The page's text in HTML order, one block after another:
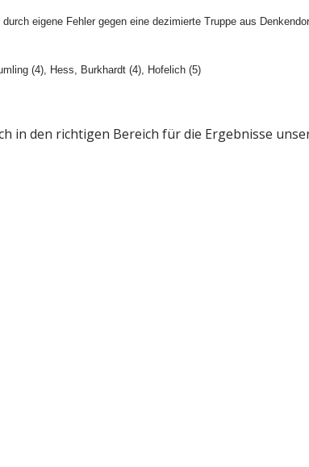
eigene Fehler gegen eine dezimierte Truppe aus
(4), Hess, Burkhardt (4), Hofelich (5)
in den richtigen Bereich für die Ergebnisse